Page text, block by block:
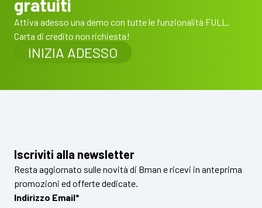
gratuiti
Attiva adesso una demo con tutte le funzionalità FULL.
Carta di credito non richiesta!
INIZIA ADESSO
Iscriviti alla newsletter
Resta aggiornato sulle novità di Bman e ricevi in anteprima
promozioni ed offerte dedicate.
Indirizzo Email*